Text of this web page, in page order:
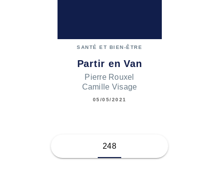
SANTÉ ET BIEN-ÊTRE
Partir en Van
Pierre Rouxel
Camille Visage
05/05/2021
248